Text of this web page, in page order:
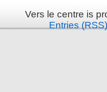
Vers le centre is
Entries (RSS)